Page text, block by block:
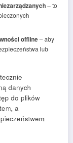
– to
offline– aby
lub
danych
do plików
a